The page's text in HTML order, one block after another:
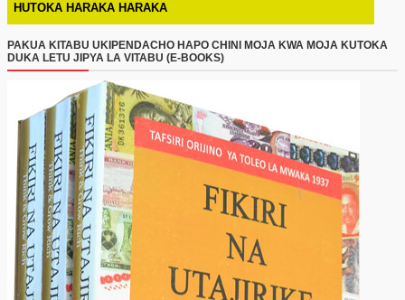
HUTOKA HARAKA HARAKA
PAKUA KITABU UKIPENDACHO HAPO CHINI MOJA KWA MOJA KUTOKA
DUKA LETU JIPYA LA VITABU (E-BOOKS)